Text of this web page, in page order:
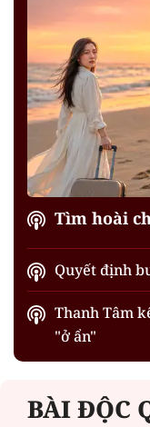
Tìm hoài
Quyết định
Thanh Tâm
"ở ẩn"
BÀI ĐỘC